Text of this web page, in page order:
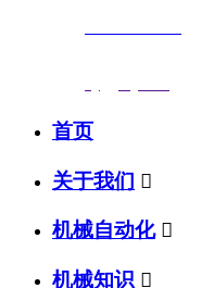
首页
关于我们 
机械自动化 
机械知识 